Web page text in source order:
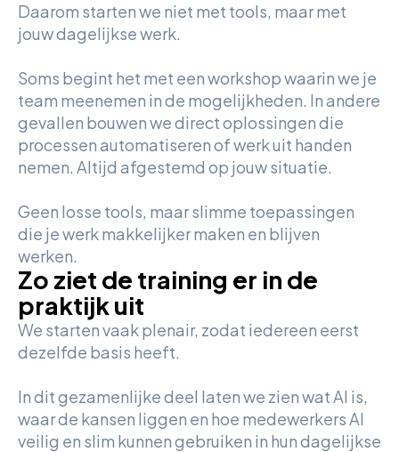
Daarom starten we niet met tools, maar met
jouw dagelijkse werk.
Soms begint het met een workshop waarin we je
team meenemen in de mogelijkheden. In andere
gevallen bouwen we direct oplossingen die
processen automatiseren of werk uit handen
nemen. Altijd afgestemd op jouw situatie.
Geen losse tools, maar slimme toepassingen
die je werk makkelijker maken en blijven
werken.
Zo ziet de training er in de
praktijk uit
We starten vaak plenair, zodat iedereen eerst
dezelfde basis heeft.
In dit gezamenlijke deel laten we zien wat AI is,
waar de kansen liggen en hoe medewerkers AI
veilig en slim kunnen gebruiken in hun dagelijkse